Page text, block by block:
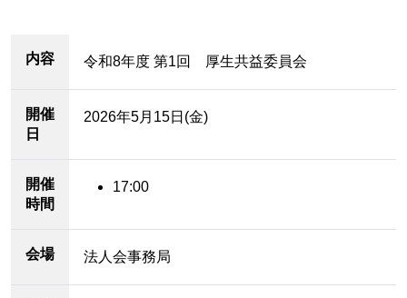
内容 令和8年度 第1回 厚生共益委員会
開催
日
2026年5月15日(金)
開催
時間
17:00
会場 法人会事務局